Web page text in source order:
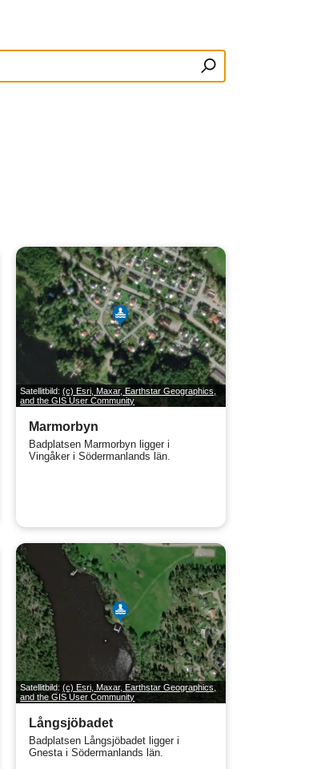
Satellitbild:(c) Esri, Maxar, Earthstar Geographics,
and the GIS User Community
Marmorbyn
Badplatsen Marmorbyn ligger i
Vingåker i Södermanlands län.
Satellitbild:(c) Esri, Maxar, Earthstar Geographics,
and the GIS User Community
Långsjöbadet
Badplatsen Långsjöbadet ligger i
Gnesta i Södermanlands län.